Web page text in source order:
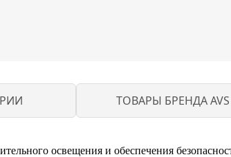
ТОВАРЫ БРЕНДА AVS
освещения и обеспечения